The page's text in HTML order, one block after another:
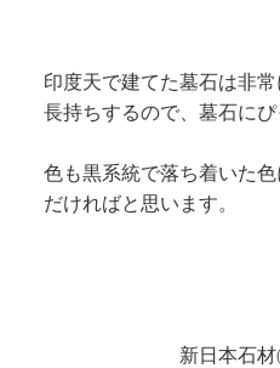
印度天で建てた墓石は非
長持ちするので、墓石にぴ
色も黒系統で落ち着いた
だければと思います。
新日本石材㈱